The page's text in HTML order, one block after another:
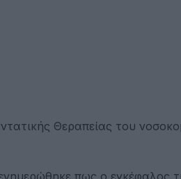
Θεραπείας του
πως ο εγκέφαλος